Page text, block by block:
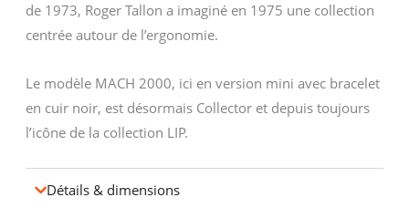
de 1973, Roger Tallon a imaginé en 1975 une collection
centrée autour de l’ergonomie.
Le modèle MACH 2000, ici en version mini avec bracelet
en cuir noir, est désormais Collector et depuis toujours
l’icône de la collection LIP.
Détails & dimensions